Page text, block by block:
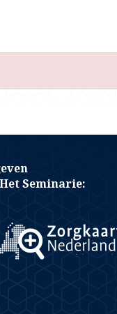
Seminarie: